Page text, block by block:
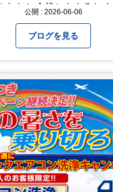
ろしくお願いいた公開 : 2026-06-06
ブログを見る